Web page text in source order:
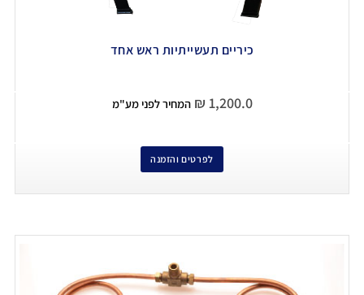
כיריים תעשייתיות ראש אחד
₪ 1,200.0 המחיר לפני מע"מ
לפרטים והזמנה